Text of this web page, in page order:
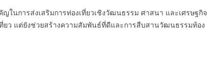
ในการส่งเสริมการท่องเที่ยวเชิงวัฒนธรรม ศาสนา และเศรษฐกิจ
ยว แต่ยังช่วยสร้างความสัมพันธ์ที่ดีและการสืบสานวัฒนธรรมท้อง